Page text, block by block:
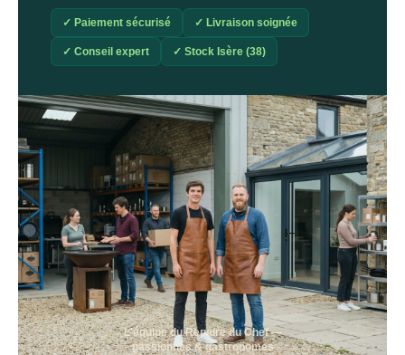
✓ Paiement sécurisé ✓ Livraison soignée
✓ Conseil expert ✓ Stock Isère (38)
L'équipe du Repaire du Chef —
passionnés & gastronomes